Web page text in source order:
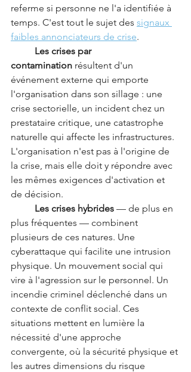
referme si personne ne l'a identifiée à
temps. C'est tout le sujet des signaux
faibles annonciateurs de crise.
contamination résultent d'un
événement externe qui emporte
l'organisation dans son sillage : une
crise sectorielle, un incident chez un
prestataire critique, une catastrophe
naturelle qui affecte les infrastructures.
L'organisation n'est pas à l'origine de
la crise, mais elle doit y répondre avec
les mêmes exigences d'activation et
de décision.
	Les crises hybrides
— de plus en
plus fréquentes — combinent
plusieurs de ces natures. Une
cyberattaque qui facilite une intrusion
physique. Un mouvement social qui
vire à l'agression sur le personnel. Un
incendie criminel déclenché dans un
contexte de conflit social. Ces
situations mettent en lumière la
nécessité d'une approche
convergente, où la sécurité physique et
les autres dimensions du risque